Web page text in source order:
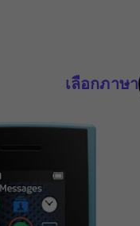
เลือกภาษา